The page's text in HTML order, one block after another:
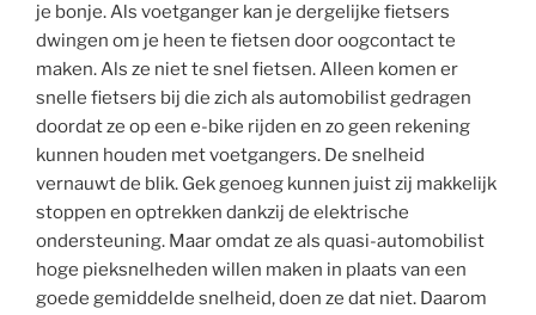
je bonje. Als voetganger kan je dergelijke fietsers
dwingen om je heen te fietsen door oogcontact te
maken. Als ze niet te snel fietsen. Alleen komen er
snelle fietsers bij die zich als automobilist gedragen
doordat ze op een e-bike rijden en zo geen rekening
kunnen houden met voetgangers. De snelheid
vernauwt de blik. Gek genoeg kunnen juist zij makkelijk
stoppen en optrekken dankzij de elektrische
ondersteuning. Maar omdat ze als quasi-automobilist
hoge pieksnelheden willen maken in plaats van een
goede gemiddelde snelheid, doen ze dat niet. Daarom